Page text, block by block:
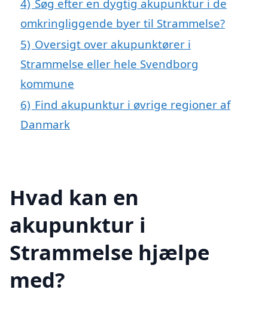
4) Søg efter en dygtig akupunktur i de
omkringliggende byer til Strammelse?
5) Oversigt over akupunktører i
Strammelse eller hele Svendborg
kommune
6) Find akupunktur i øvrige regioner af
Danmark
Hvad kan en
akupunktur i
Strammelse hjælpe
med?